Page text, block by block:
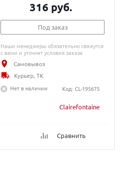
Clairefontaine
Сравнить
316 руб.
Под заказ
Наши менеджеры обязательно свяжутся
с вами и уточнят условия заказа
Самовывоз
Курьер, ТК
Нет в наличии
Код: CL-195675